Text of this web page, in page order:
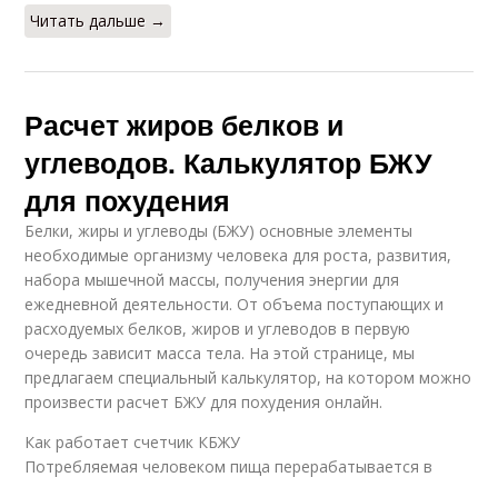
Читать дальше →
Расчет жиров белков и
углеводов. Калькулятор БЖУ
для похудения
Белки, жиры и углеводы (БЖУ) основные элементы
необходимые организму человека для роста, развития,
набора мышечной массы, получения энергии для
ежедневной деятельности. От объема поступающих и
расходуемых белков, жиров и углеводов в первую
очередь зависит масса тела. На этой странице, мы
предлагаем специальный калькулятор, на котором можно
произвести расчет БЖУ для похудения онлайн.
Как работает счетчик КБЖУ
Потребляемая человеком пища перерабатывается в